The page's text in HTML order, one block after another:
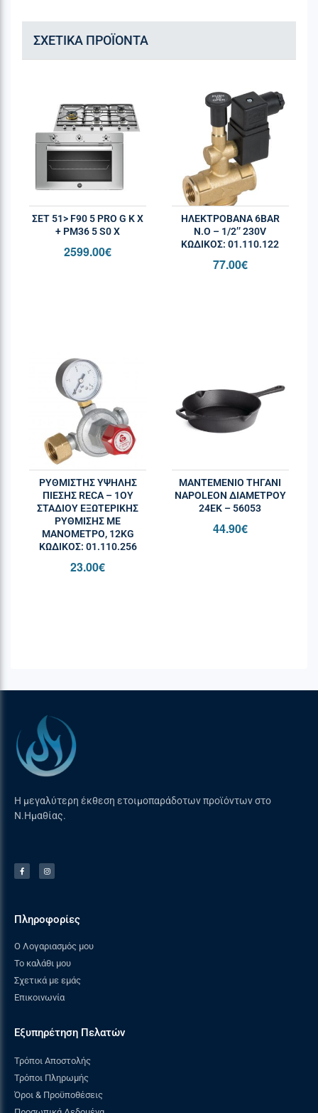
ΣΧΕΤΙΚΆ ΠΡΟΪΌΝΤΑ
ΣΕΤ 51> F90 5 PRO G K X
+ PM36 5 S0 X
2599.00€
ΗΛΕΚΤΡΟΒΑΝΑ 6BAR
Ν.Ο – 1/2’’ 230V
ΚΩΔΙΚΌΣ: 01.110.122
77.00€
ΡΥΘΜΙΣΤΗΣ ΥΨΗΛΗΣ
ΠΙΕΣΗΣ RECA – 1ΟΥ
ΣΤΑΔΊΟΥ ΕΞΩΤΕΡΙΚΉΣ
ΡΎΘΜΙΣΗΣ ΜΕ
ΜΑΝΌΜΕΤΡΟ, 12KG
ΚΩΔΙΚΌΣ: 01.110.256
23.00€
ΜΑΝΤΕΜΈΝΙΟ ΤΗΓΆΝΙ
NAPOLEON ΔΙΑΜΈΤΡΟΥ
24ΕΚ – 56053
44.90€
Η μεγαλύτερη έκθεση ετοιμοπαράδοτων προϊόντων στο
Ν.Ημαθίας.
Πληροφορίες
Ο Λογαριασμός μου
Το καλάθι μου
Σχετικά με εμάς
Επικοινωνία
Εξυπηρέτηση Πελατών
Τρόποι Αποστολής
Τρόποι Πληρωμής
Όροι & Προϋποθέσεις